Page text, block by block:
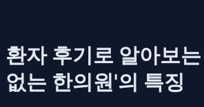
환자 후기로 알아보
없는 한의원'의 특징